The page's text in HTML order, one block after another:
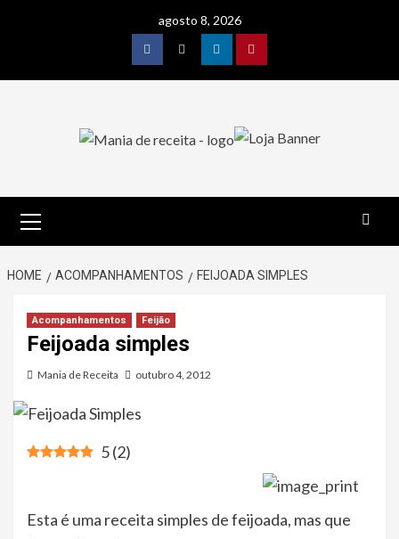
agosto 8, 2026
FacebookTwitterLinkedinPinterest
Menu
HOME ACOMPANHAMENTOS FEIJOADA SIMPLES
Acompanhamentos Feijão
Feijoada simples
Mania de Receita outubro 4, 2012
5(2)
Esta é uma receita simples de feijoada, mas que